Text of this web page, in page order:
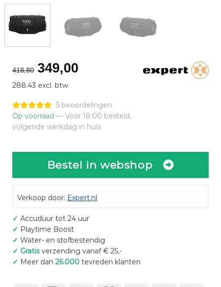
418,80 Oorspronkelijke
prijs
was:
€418,80.
349,00Huidige
€349,00.
288.43 excl. btw
5 beoordelingen
Op voorraad — Voor 18:00 besteld,
volgende werkdag in huis
Bestel in webshop
Verkoop door: Expert.nl
✓ Accuduur tot 24 uur
✓ Playtime Boost
✓ Water- en stofbestendig
✓ Gratisverzending vanaf € 25,-
✓ Meer dan 26.000tevreden klanten